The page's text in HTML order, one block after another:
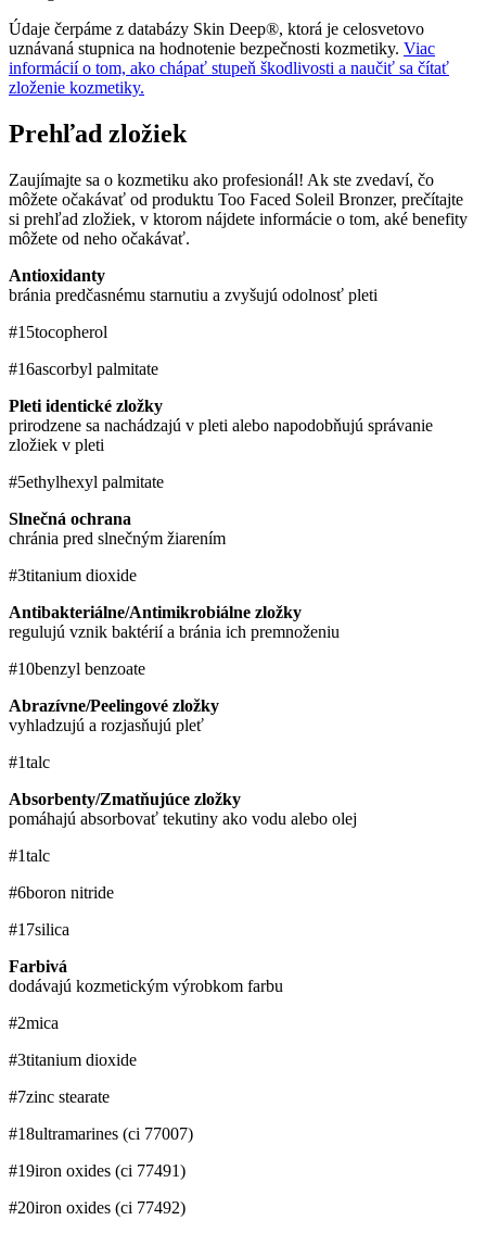
Údaje čerpáme z databázy Skin Deep®, ktorá je celosvetovo
uznávaná stupnica na hodnotenie bezpečnosti kozmetiky. Viac
informácií o tom, ako chápať stupeň škodlivosti a naučiť sa čítať
zloženie kozmetiky.
Prehľad zložiek
Zaujímajte sa o kozmetiku ako profesionál! Ak ste zvedaví, čo
môžete očakávať od produktu Too Faced Soleil Bronzer, prečítajte
si prehľad zložiek, v ktorom nájdete informácie o tom, aké benefity
môžete od neho očakávať.
Antioxidanty
bránia predčasnému starnutiu a zvyšujú odolnosť pleti
#15tocopherol
#16ascorbyl palmitate
Pleti identické zložky
prirodzene sa nachádzajú v pleti alebo napodobňujú správanie
zložiek v pleti
#5ethylhexyl palmitate
Slnečná ochrana
chránia pred slnečným žiarením
#3titanium dioxide
Antibakteriálne/Antimikrobiálne zložky
regulujú vznik baktérií a bránia ich premnoženiu
#10benzyl benzoate
Abrazívne/Peelingové zložky
vyhladzujú a rozjasňujú pleť
#1talc
Absorbenty/Zmatňujúce zložky
pomáhajú absorbovať tekutiny ako vodu alebo olej
#1talc
#6boron nitride
#17silica
Farbivá
dodávajú kozmetickým výrobkom farbu
#2mica
#3titanium dioxide
#7zinc stearate
#18ultramarines (ci 77007)
#19iron oxides (ci 77491)
#20iron oxides (ci 77492)